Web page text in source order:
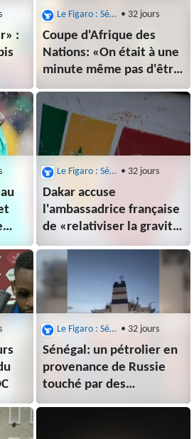
:
Le Figaro : Sénégal • 32 jours
Coupe d'Afrique des
Nations: «On était à une
minute même pas d'être
champions d'Afrique»,
confie le
sélectionneur marocain
Le Figaro : Sénégal • 32 jours
Dakar accuse
l'ambassadrice française
de «relativiser la gravité
des faits de corruption»
visant un homme réfugié
Le Figaro : Sénégal • 32 jours
Sénégal: un pétrolier en
provenance de Russie
touché par des
«explosions externes»